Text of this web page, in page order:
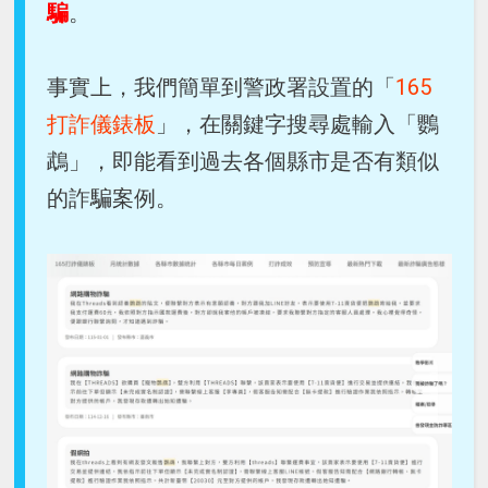
騙。
事實上，我們簡單到警政署設置的「 165
打詐儀錶板 」，在關鍵字搜尋處輸入「鸚
鵡」，即能看到過去各個縣市是否有類似
的詐騙案例。